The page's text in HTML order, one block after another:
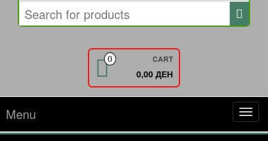
0 CART
0,00 ДЕН
Menu